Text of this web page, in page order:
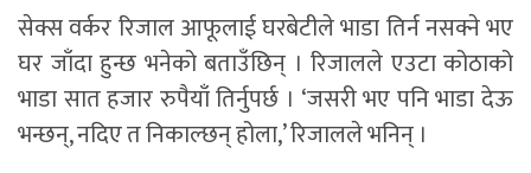
सेक्स वर्कर रिजाल आफूलाई घरबेटीले भाडा तिर्न नसक्ने भए
घर जाँदा हुन्छ भनेको बताउँछिन् । रिजालले एउटा कोठाको
भाडा सात हजार रुपैयाँ तिर्नुपर्छ । ‘जसरी भए पनि भाडा देऊ
भन्छन्, नदिए त निकाल्छन् होला,’ रिजालले भनिन् ।